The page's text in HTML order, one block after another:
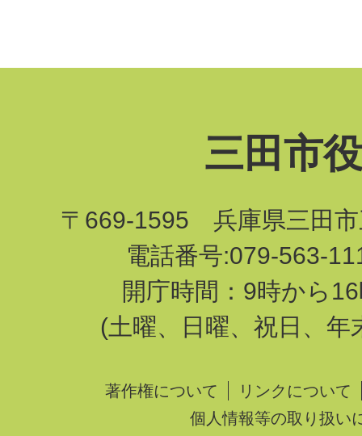
三田市
〒669-1595 兵庫県三田市
電話番号:079-563-
開庁時間：9時から
(土曜、日曜、祝日、年
著作権について
リンクについて
個人情報等の取り扱い